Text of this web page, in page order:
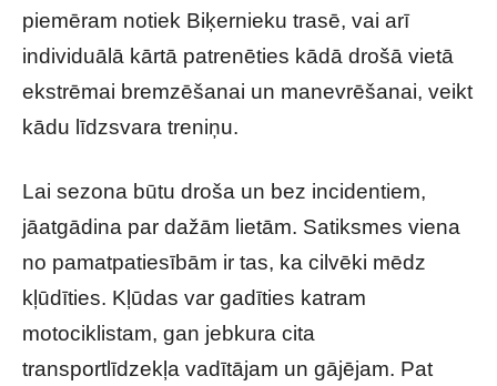
piemēram notiek Biķernieku trasē, vai arī
individuālā kārtā patrenēties kādā drošā vietā
ekstrēmai bremzēšanai un manevrēšanai, veikt
kādu līdzsvara treniņu.
Lai sezona būtu droša un bez incidentiem,
jāatgādina par dažām lietām. Satiksmes viena
no pamatpatiesībām ir tas, ka cilvēki mēdz
kļūdīties. Kļūdas var gadīties katram
motociklistam, gan jebkura cita
transportlīdzekļa vadītājam un gājējam. Pat